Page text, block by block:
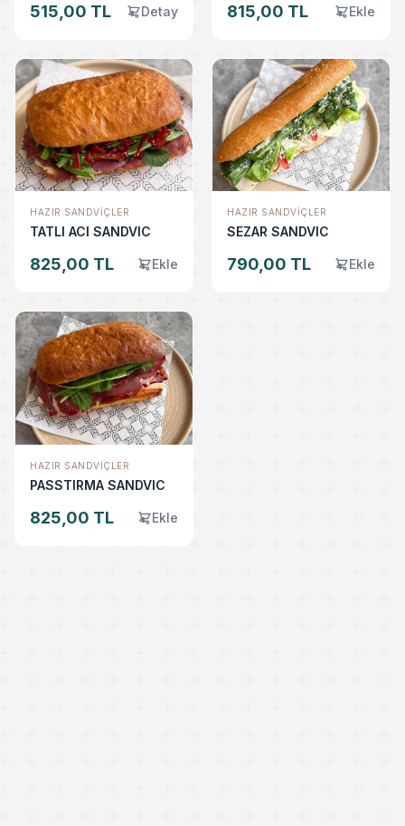
515,00 TL Detay 815,00 TL Ekle
HAZIR SANDVIÇLER
TATLI ACI SANDVIC
825,00 TL Ekle
HAZIR SANDVIÇLER
SEZAR SANDVIC
790,00 TL Ekle
HAZIR SANDVIÇLER
PASSTIRMA SANDVIC
825,00 TL Ekle